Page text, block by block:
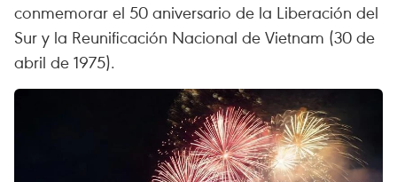
conmemorar el 50 aniversario de la Liberación del
Sur y la Reunificación Nacional de Vietnam (30 de
abril de 1975).